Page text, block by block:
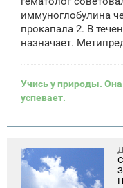
н
и
иммуноглобулина
прокапала 2. В
назначает.
Учись у природы. Она
успевает.